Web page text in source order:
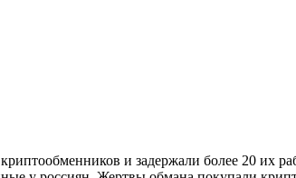
и задержали более 20 их